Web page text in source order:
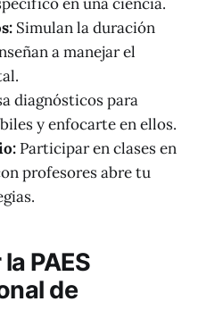
Simulan la duración
a manejar el
diagnósticos para
y enfocarte en ellos.
Participar en clases en
profesores abre tu
PAES
de